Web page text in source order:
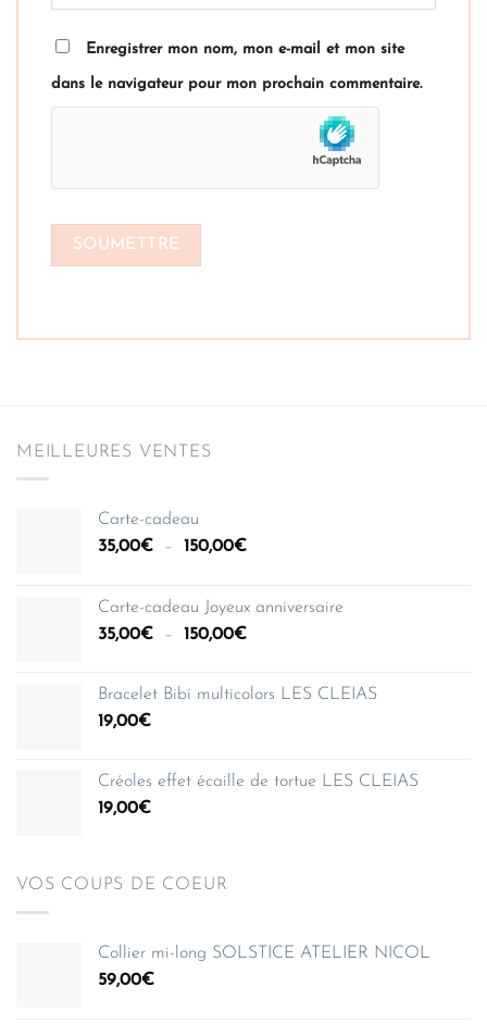
Enregistrer mon nom, mon e-mail et mon site
dans le navigateur pour mon prochain commentaire.
MEILLEURES VENTES
Carte-cadeau
35,00€ – 150,00€Plage
35,00€
à
Carte-cadeau Joyeux anniversaire
35,00€ – 150,00€Plage
35,00€
Bracelet Bibi multicolors LES CLEIAS
19,00€
Créoles effet écaille de tortue LES CLEIAS
19,00€
VOS COUPS DE COEUR
Collier mi-long SOLSTICE ATELIER NICOL
59,00€